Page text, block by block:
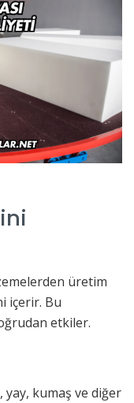
üretim
içerir. Bu
etkiler.
kumaş ve diğer